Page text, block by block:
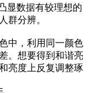
显数据有较理想的
群分辨。
中，利用同一颜色
。想要得到和谐亮
亮度上反复调整琢